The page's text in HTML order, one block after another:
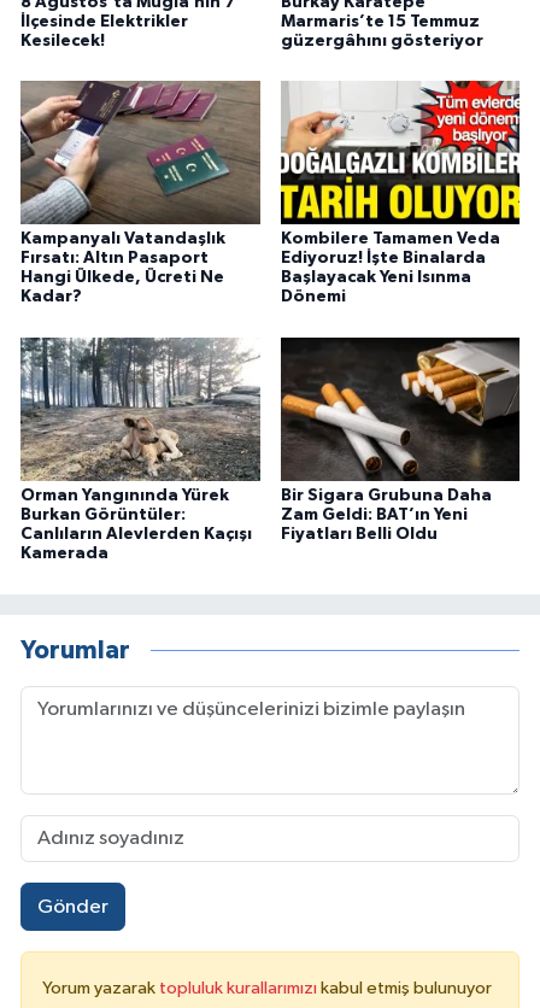
İlçesinde Elektrikler
Kesilecek!
Marmaris’te 15 Temmuz
güzergâhını gösteriyor
Kampanyalı Vatandaşlık
Fırsatı: Altın Pasaport
Hangi Ülkede, Ücreti Ne
Kadar?
Kombilere Tamamen Veda
Ediyoruz! İşte Binalarda
Başlayacak Yeni Isınma
Dönemi
Orman Yangınında Yürek
Burkan Görüntüler:
Canlıların Alevlerden Kaçışı
Kamerada
Bir Sigara Grubuna Daha
Zam Geldi: BAT’ın Yeni
Fiyatları Belli Oldu
Yorumlar
Gönder
Yorum yazarak topluluk kurallarımızı kabul etmiş bulunuyor